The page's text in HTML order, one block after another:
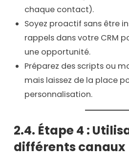
chaque contact).
Soyez proactif sans être
rappels dans votre CRM
une opportunité.
Préparez des scripts ou
mais laissez de la place
personnalisation.
2.4. Étape 4 :
différents canaux